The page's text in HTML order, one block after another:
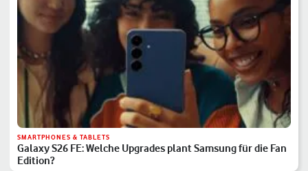
SMARTPHONES & TABLETS
Galaxy S26 FE: Welche Upgrades plant Samsung für die Fan
Edition?